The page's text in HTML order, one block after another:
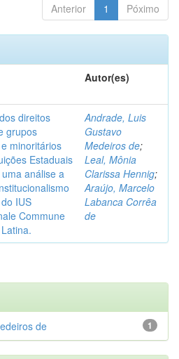
Anterior 1 Póximo
Autor(es)
direitos
grupos
minoritários
Estaduais
análise a
IUS
Commune
Andrade, Luis
Gustavo
Medeiros de;
Leal, Mônia
Clarissa Hennig;
Araújo, Marcelo
Labanca Corrêa
de
1
de